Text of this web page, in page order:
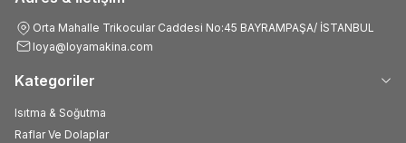
Orta Mahalle Trikocular Caddesi No:45 BAYRAMPAŞA/ İSTANBUL
loya@loyamakina.com
Kategoriler
Isıtma & Soğutma
Raflar Ve Dolaplar